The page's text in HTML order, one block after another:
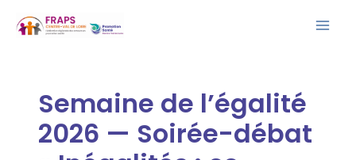
Semaine de l’égalité
2026 — Soirée-débat